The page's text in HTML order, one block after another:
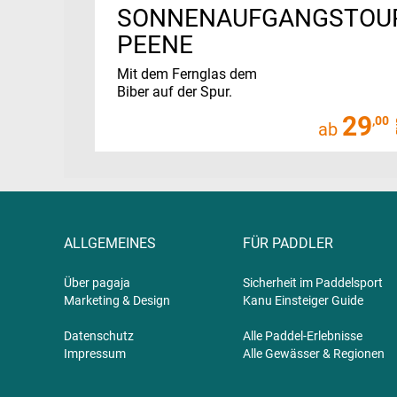
PEENE
Mit dem Fernglas dem
Biber auf der Spur.
ab 29,00
ALLGEMEINES
Über pagaja
Marketing & Design
Datenschutz
Impressum
FÜR PADDLER
Sicherheit im Paddelsport
Kanu Einsteiger Guide
Alle Paddel-Erlebnisse
Alle Gewässer & Regionen